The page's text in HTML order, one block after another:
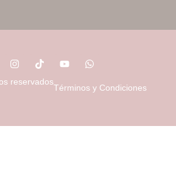
reservados
Términos y Condiciones